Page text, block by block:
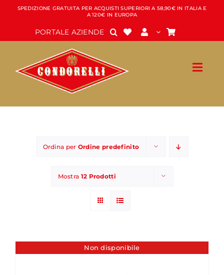
Salta
contenuto
SPEDIZIONE GRATUITA PER ACQUISTI SUPERIORI A 58,90€ IN ITALIA E
A 120€ IN EUROPA
PORTALE AZIENDE
Ordina per Ordine predefinito
Mostra 12 Prodotti
Non disponibile